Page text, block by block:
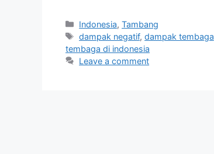
Categories
Indonesia,Tambang
Tags
dampak negatif,dampak tembaga
tembaga di indonesia
Leave a comment